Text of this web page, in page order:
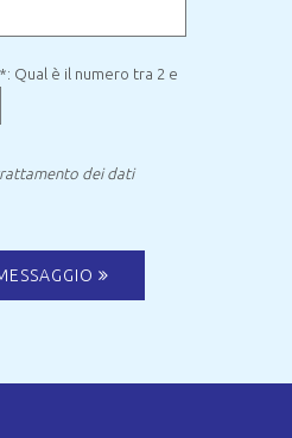
Qual è il numero tra 2 e
dei dati